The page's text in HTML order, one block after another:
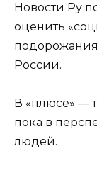
Новости Ру
оценить
подорожания
России.
В «плюсе» —
пока в
людей.